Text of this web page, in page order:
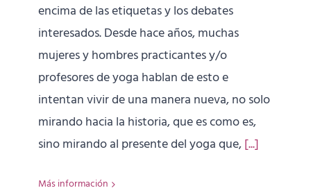
encima de las etiquetas y los debates
interesados. Desde hace años, muchas
mujeres y hombres practicantes y/o
profesores de yoga hablan de esto e
intentan vivir de una manera nueva, no solo
mirando hacia la historia, que es como es,
sino mirando al presente del yoga que,[...]
Más información